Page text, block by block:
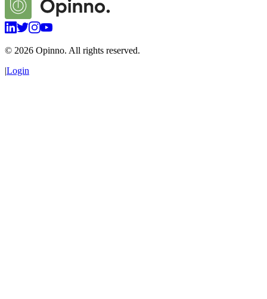
© 2026 Opinno. All rights reserved.
|Login